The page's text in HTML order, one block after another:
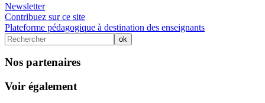
Newsletter
Contribuez sur ce site
Plateforme pédagogique à destination des enseignants
Nos partenaires
Voir également